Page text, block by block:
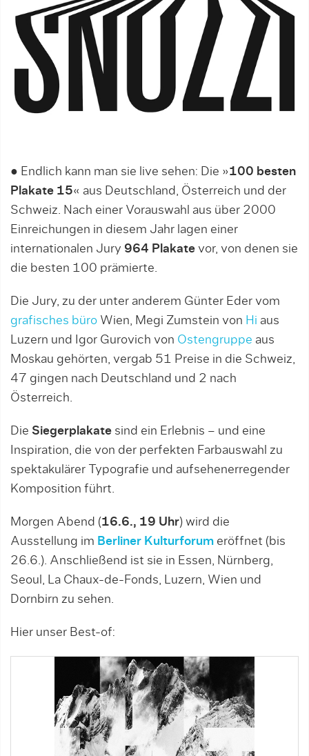
● Endlich kann man sie live sehen: Die »100 besten
Plakate 15« aus Deutschland, Österreich und der
Schweiz. Nach einer Vorauswahl aus über 2000
Einreichungen in diesem Jahr lagen einer
internationalen Jury 964 Plakate vor, von denen sie
die besten 100 prämierte.
Die Jury, zu der unter anderem Günter Eder vom
grafisches büro Wien, Megi Zumstein von Hi aus
Luzern und Igor Gurovich von Ostengruppe aus
Moskau gehörten, vergab 51 Preise in die Schweiz,
47 gingen nach Deutschland und 2 nach
Österreich.
Die Siegerplakate sind ein Erlebnis – und eine
Inspiration, die von der perfekten Farbauswahl zu
spektakulärer Typografie und aufsehenerregender
Komposition führt.
Morgen Abend (16.6., 19 Uhr) wird die
Ausstellung im Berliner Kulturforum eröffnet (bis
26.6.). Anschließend ist sie in Essen, Nürnberg,
Seoul, La Chaux-de-Fonds, Luzern, Wien und
Dornbirn zu sehen.
Hier unser Best-of: